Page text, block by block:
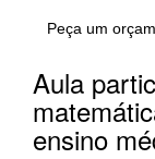
Peça um
Aula
ensino